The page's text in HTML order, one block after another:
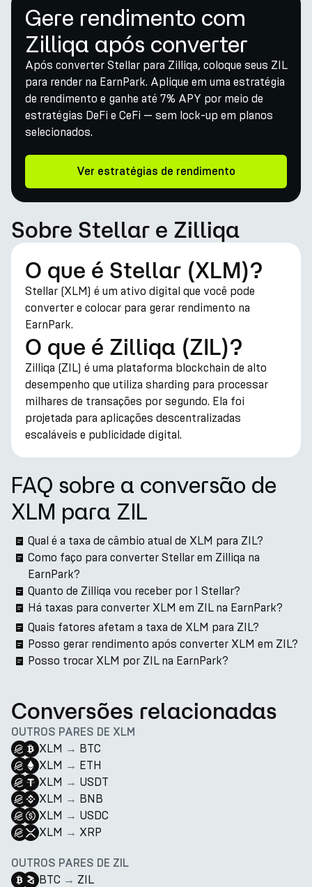
Gere rendimento com
Zilliqa após converter
Após converter Stellar para Zilliqa, coloque seus ZIL
para render na EarnPark. Aplique em uma estratégia
de rendimento e ganhe até 7% APY por meio de
estratégias DeFi e CeFi — sem lock-up em planos
selecionados.
Ver estratégias de rendimento
Sobre Stellar e Zilliqa
O que é Stellar (XLM)?
Stellar (XLM) é um ativo digital que você pode
converter e colocar para gerar rendimento na
EarnPark.
O que é Zilliqa (ZIL)?
Zilliqa (ZIL) é uma plataforma blockchain de alto
desempenho que utiliza sharding para processar
milhares de transações por segundo. Ela foi
projetada para aplicações descentralizadas
escaláveis e publicidade digital.
FAQ sobre a conversão de
XLM para ZIL
Qual é a taxa de câmbio atual de XLM para ZIL?
Como faço para converter Stellar em Zilliqa na
EarnPark?
Quanto de Zilliqa vou receber por 1 Stellar?
Há taxas para converter XLM em ZIL na EarnPark?
Quais fatores afetam a taxa de XLM para ZIL?
Posso gerar rendimento após converter XLM em ZIL?
Posso trocar XLM por ZIL na EarnPark?
Conversões relacionadas
OUTROS PARES DE XLM
XLM → BTC
XLM → ETH
XLM → USDT
XLM → BNB
XLM → USDC
XLM → XRP
OUTROS PARES DE ZIL
BTC → ZIL